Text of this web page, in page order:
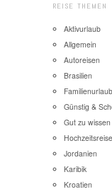
REISE THEMEN
Aktivurlaub
Allgemein
Autoreisen
Brasilien
Familienurlaub
Günstig &
Gut zu wissen
Hochzeitsreise
Jordanien
Karibik
Kroatien